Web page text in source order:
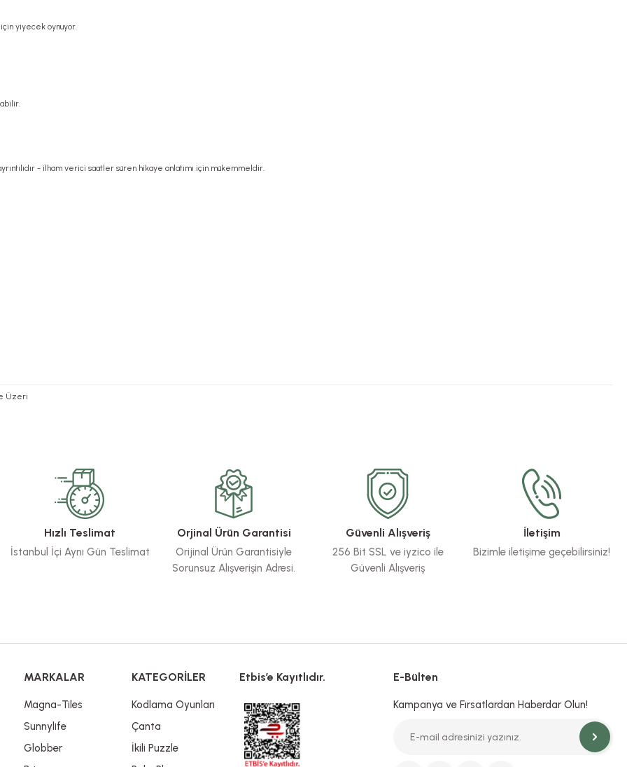
yiyecek oynuyor.
- ilham verici saatler süren hikaye anlatımı için mükemmeldir.
Üzeri
Hızlı Teslimat
İstanbul İçi Aynı Gün Teslimat
Orjinal Ürün Garantisi
Orijinal Ürün Garantisiyle
Sorunsuz Alışverişin Adresi.
Güvenli Alışveriş
256 Bit SSL ve iyzico ile
Güvenli Alışveriş
İletişim
Bizimle iletişime geçebilirsiniz!
MARKALAR
Magna-Tiles
Sunnylife
Globber
KATEGORİLER
Kodlama Oyunları
Çanta
İkili Puzzle
Etbis’e Kayıtlıdır. E-Bülten
Kampanya ve Fırsatlardan Haberdar Olun!